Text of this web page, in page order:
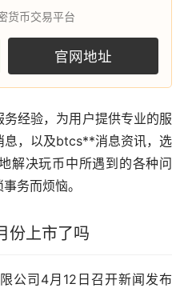
货币交易平台
官网地址
务经验，为用户提供专业的服
息，以及btcs**消息资讯，选
解决玩币中所遇到的各种问
务而烦恼。
份上市了吗
公司4月12日召开新闻发布